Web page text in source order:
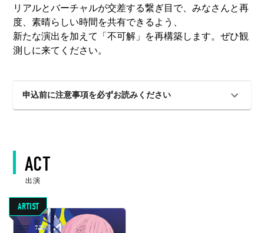
リアルとバーチャルが交差する繋ぎ目で、みなさんと再
度、素晴らしい時間を共有できるよう、
新たな演出を加えて「不可解」を再構築します。ぜひ観
測しに来てください。
申込前に注意事項を必ずお読みください
ACT
出演
ARTIST